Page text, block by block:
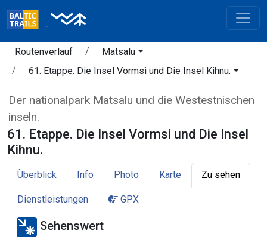
Routenverlauf
Matsalu
61. Etappe. Die Insel Vormsi und Die Insel Kihnu.
Der nationalpark Matsalu und die Westestnischen
inseln.
61. Etappe. Die Insel Vormsi und Die Insel
Kihnu.
Überblick Info Photo Karte Zu sehen
Dienstleistungen GPX
Sehenswert